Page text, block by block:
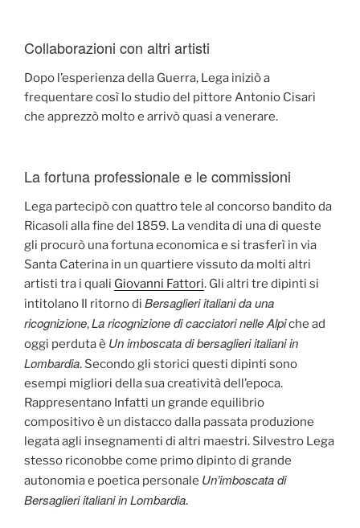
Collaborazioni con altri artisti
Dopo l’esperienza della Guerra, Lega iniziò a
frequentare così lo studio del pittore Antonio Cisari
che apprezzò molto e arrivò quasi a venerare.
La fortuna professionale e le commissioni
Lega partecipò con quattro tele al concorso bandito da
Ricasoli alla fine del 1859. La vendita di una di queste
gli procurò una fortuna economica e si trasferì in via
Santa Caterina in un quartiere vissuto da molti altri
artisti tra i quali Giovanni Fattori. Gli altri tre dipinti si
intitolano Il ritorno di Bersaglieri italiani da una
ricognizione,La ricognizione di cacciatori nelle Alpiche ad
oggi perduta è Un imboscata di bersaglieri italiani in
Lombardia. Secondo gli storici questi dipinti sono
esempi migliori della sua creatività dell’epoca.
Rappresentano Infatti un grande equilibrio
compositivo è un distacco dalla passata produzione
legata agli insegnamenti di altri maestri. Silvestro Lega
stesso riconobbe come primo dipinto di grande
autonomia e poetica personale Un’imboscata di
Bersaglieri italiani in Lombardia.